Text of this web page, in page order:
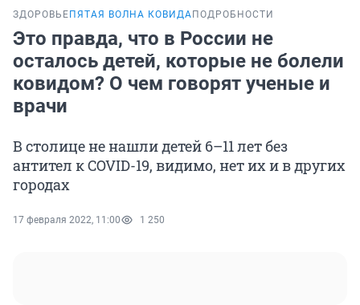
ЗДОРОВЬЕ ПЯТАЯ ВОЛНА КОВИДА ПОДРОБНОСТИ
Это правда, что в России не
осталось детей, которые не болели
ковидом? О чем говорят ученые и
врачи
В столице не нашли детей 6–11 лет без
антител к COVID-19, видимо, нет их и в других
городах
17 февраля 2022, 11:00 1 250